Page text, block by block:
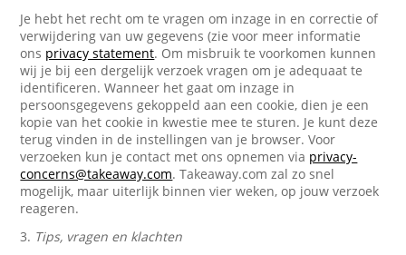
Je hebt het recht om te vragen om inzage in en correctie of
verwijdering van uw gegevens (zie voor meer informatie
ons privacy statement. Om misbruik te voorkomen kunnen
wij je bij een dergelijk verzoek vragen om je adequaat te
identificeren. Wanneer het gaat om inzage in
persoonsgegevens gekoppeld aan een cookie, dien je een
kopie van het cookie in kwestie mee te sturen. Je kunt deze
terug vinden in de instellingen van je browser. Voor
verzoeken kun je contact met ons opnemen via privacy-
concerns@takeaway.com. Takeaway.com zal zo snel
mogelijk, maar uiterlijk binnen vier weken, op jouw verzoek
reageren.
3. Tips, vragen en klachten